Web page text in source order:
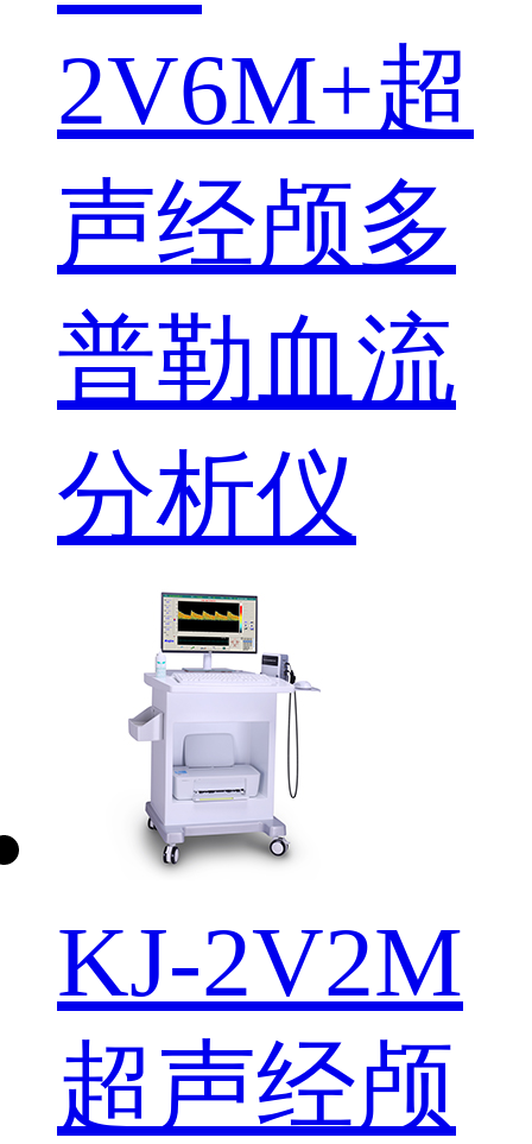
2V6M+超
声经颅多
普勒血流
分析仪
KJ-2V2M
超声经颅